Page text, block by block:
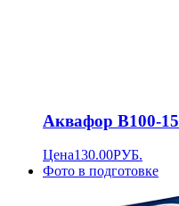
Аквафор B100-15
Цена130.00РУБ.
Фото в подготовке